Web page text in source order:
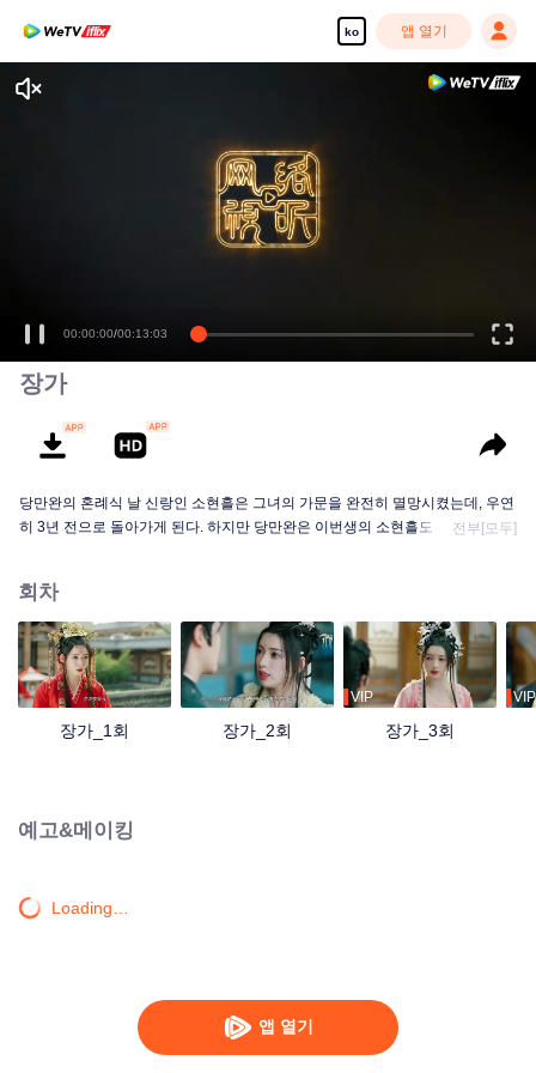
ko 앱 열기
앱 열기
장가
당만완의 혼례식 날 신랑인 소현흘은 그녀의 가문을 완전히 멸망시켰는데, 우연
히 3년 전으로 돌아가게 된다. 하지만 당만완은 이번생의 소현흘도 전생의 기억
전부[모두]
회차
장가_1회 장가_2회
VIP
장가_3회
VIP
예고&메이킹
Loading…